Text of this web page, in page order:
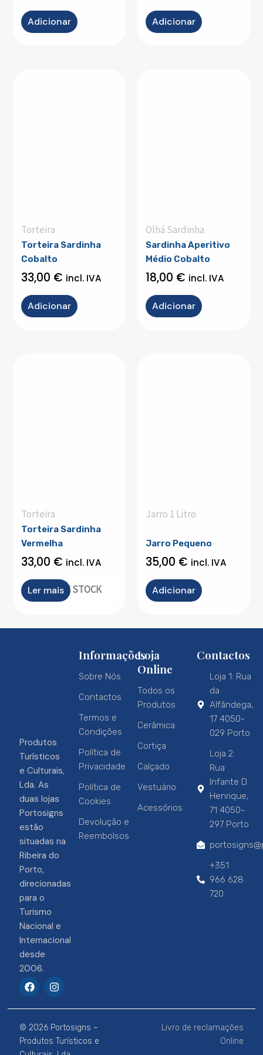
Adicionar Adicionar
Torteira
Torteira Sardinha
Cobalto
33,00 € incl. IVA
Adicionar
Olhá Sardinha
Sardinha Aperitivo
Médio Cobalto
18,00 € incl. IVA
Adicionar
Torteira
OUT OF STOCK
Torteira Sardinha
Vermelha
33,00 € incl. IVA
Ler mais
Jarro 1 Litro
Jarro Pequeno
35,00 € incl. IVA
Adicionar
Produtos
Turísticos
e Culturais,
Lda. As
duas lojas
Portosigns
estão
situadas na
Ribeira do
Porto,
direcionadas
para o
Turismo
Nacional e
Internacional
desde
2006.
F
a
e
b
o
o
k
I
n
t
a
g
r
a
Informações
Sobre Nós
Contactos
Termos e
Condições
Política de
Privacidade
Política de
Cookies
Devolução e
Reembolsos
Loja
Online
Todos os
Produtos
Cerâmica
Cortiça
Calçado
Vestuário
Acessórios
Contactos
Loja 1: Rua
da
Alfândega,
17 4050-
029 Porto
Loja 2:
Rua
Infante D.
Henrique,
71 4050-
297 Porto
+351
966 628
720
© 2026 Portosigns –
Produtos Turísticos e
Livro de reclamações
Online